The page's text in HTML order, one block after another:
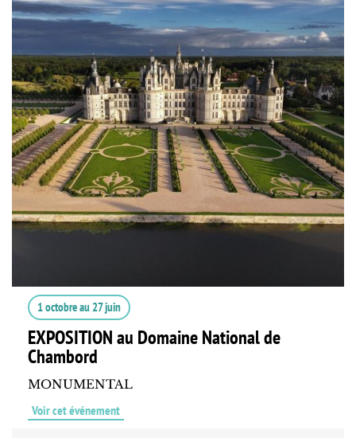
1 octobreau 27 juin
EXPOSITION au Domaine National de
Chambord
MONUMENTAL
Voir cet événement